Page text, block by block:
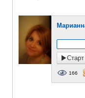
Старт
166